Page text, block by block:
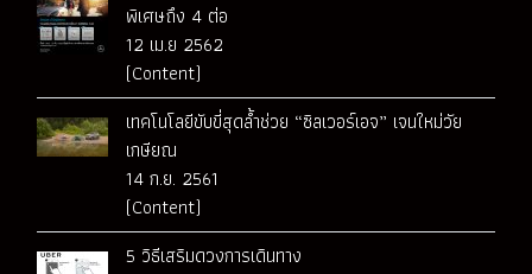
พิเศษถึง 4 ต่อ
12 เม.ย 2562
(Content)
เทคโนโลยีขับขี่สุดล้ำช่วย “ซิลเวอร์เอจ” เจนใหม่วัย
เกษียณ
14 ก.ย. 2561
(Content)
5 วิธีเสริมดวงการเดินทาง